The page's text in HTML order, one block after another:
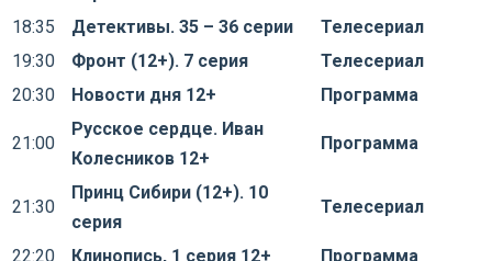
18:35
Детективы. 35 – 36 серии
Телесериал
19:30
Фронт (12+). 7 серия
Телесериал
20:30
Новости дня 12+ Программа
21:00
Русское сердце. Иван
Колесников 12+
Программа
21:30
Принц Сибири (12+). 10
серия
Телесериал
22:20 Клинопись, 1 серия 12+
Программа